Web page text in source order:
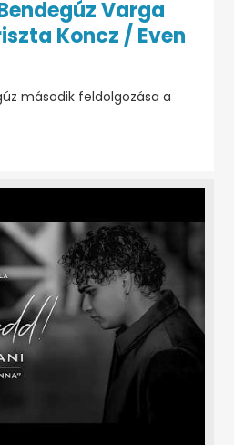
Varga
Koncz / Even
második feldolgozása a